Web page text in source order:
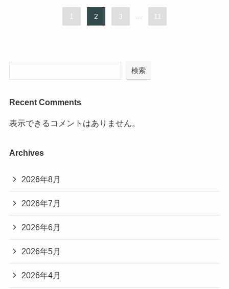
1 2 3 ... 11
検索
Recent Comments
表示できるコメントはありません。
Archives
2026年8月
2026年7月
2026年6月
2026年5月
2026年4月